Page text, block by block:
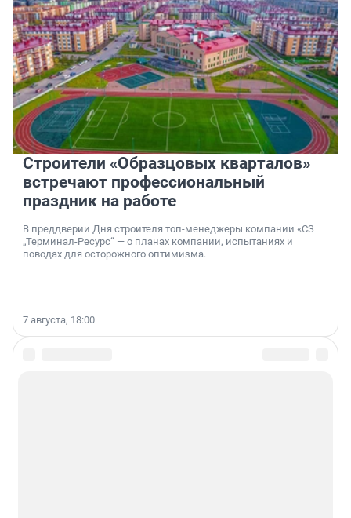
Строители «Образцовых кварталов»
встречают профессиональный
праздник на работе
В преддверии Дня строителя топ-менеджеры компании «СЗ
„Терминал-Ресурс“ — о планах компании, испытаниях и
поводах для осторожного оптимизма.
7 августа, 18:00